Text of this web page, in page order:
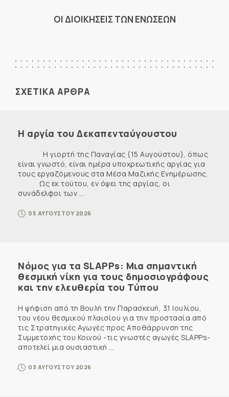
ΟΙ ΔΙΟΙΚΗΣΕΙΣ ΤΩΝ ΕΝΩΣΕΩΝ
ΣΧΕΤΙΚΑ ΑΡΘΡΑ
Η αργία του Δεκαπενταύγουστου
Η γιορτή της Παναγίας (15 Αυγούστου), όπως
είναι γνωστό, είναι ημέρα υποχρεωτικής αργίας για
τους εργαζόμενους στα Μέσα Μαζικής Ενημέρωσης.
Ως εκ τούτου, εν όψει της αργίας, οι
συνάδελφοι των ...
05 ΑΥΓΟΥΣΤΟΥ 2026
Νόμος για τα SLAPPs: Μια σημαντική
θεσμική νίκη για τους δημοσιογράφους
και την ελευθερία του Τύπου
Η ψήφιση από τη Βουλή την Παρασκευή, 31 Ιουλίου,
του νέου θεσμικού πλαισίου για την προστασία από
τις Στρατηγικές Αγωγές προς Αποθάρρυνση της
Συμμετοχής του Κοινού -τις γνωστές αγωγές SLAPPs-
αποτελεί μια ουσιαστική ...
03 ΑΥΓΟΥΣΤΟΥ 2026